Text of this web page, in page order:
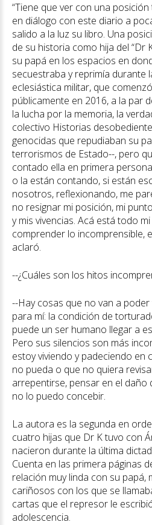
“Tiene que ver con una posición
en diálogo con este diario a
salido a la luz su libro. Una
de su historia como hija del “Dr
su papá en los espacios en
secuestraba y reprimía durante
eclesiástica militar, que
públicamente en 2016, a la par
la lucha por la memoria, la
colectivo Historias
genocidas que repudiaban su
terrorismos de Estado--, pero
contado ella en primera
o la están contando, si están
nosotros, reflexionando, me
no resignar mi posición, mi
y mis vivencias. Acá está todo
comprender lo incomprensible,
aclaró.
--¿Cuáles son los hitos
--Hay cosas que no van a
para mí: la condición de
puede un ser humano llegar a
Pero sus silencios son más
estoy viviendo y padeciendo en
no pueda o que no quiera
arrepentirse, pensar en el daño
no lo puedo concebir.
La autora es la segunda en
cuatro hijas que Dr K tuvo con
nacieron durante la última
Cuenta en las primera páginas
relación muy linda con su
cariñosos con los que se
cartas que el represor le
adolescencia.